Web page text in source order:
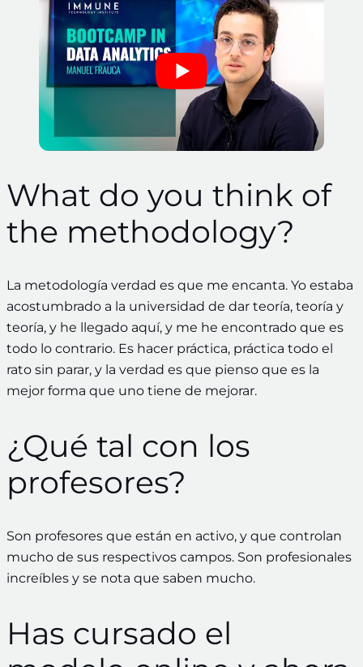
What do you think of
the methodology?
La metodología verdad es que me encanta. Yo estaba
acostumbrado a la universidad de dar teoría, teoría y
teoría, y he llegado aquí, y me he encontrado que es
todo lo contrario. Es hacer práctica, práctica todo el
rato sin parar, y la verdad es que pienso que es la
mejor forma que uno tiene de mejorar.
¿Qué tal con los
profesores?
Son profesores que están en activo, y que controlan
mucho de sus respectivos campos. Son profesionales
increíbles y se nota que saben mucho.
Has cursado el